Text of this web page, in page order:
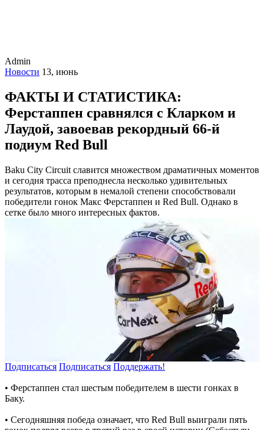
Admin
Новости 13, июнь
ФАКТЫ И СТАТИСТИКА:
Ферстаппен сравнялся с Кларком и
Лаудой, завоевав рекордный 66-й
подиум Red Bull
Baku City Circuit славится множеством драматичных моментов
и сегодня трасса преподнесла несколько удивительных
результатов, которым в немалой степени способствовали
победители гонок Макс Ферстаппен и Red Bull. Однако в
сетке было много интересных фактов.
Подписаться Подписаться Поддержать!
• Ферстаппен стал шестым победителем в шести гонках в
Баку.
• Сегодняшняя победа означает, что Red Bull выиграли пять